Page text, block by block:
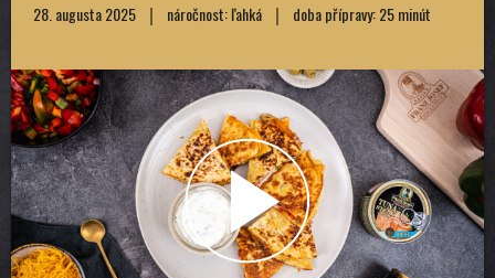
28. augusta 2025 náročnost: ľahká doba přípravy: 25 minút